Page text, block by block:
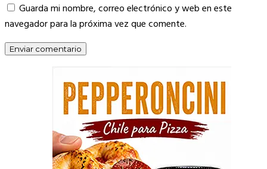
Guarda mi nombre, correo electrónico y web en este
navegador para la próxima vez que comente.